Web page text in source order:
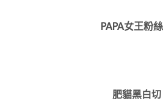
PAPA女王粉
肥貓黑白切